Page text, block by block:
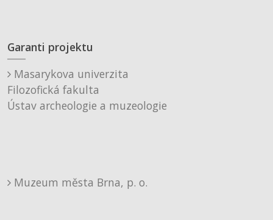
Garanti projektu
Masarykova univerzita
Filozofická fakulta
Ústav archeologie a muzeologie
Muzeum města Brna, p. o.